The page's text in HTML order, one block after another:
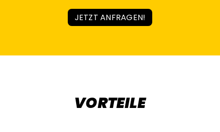
JETZT ANFRAGEN!
VORTEILE